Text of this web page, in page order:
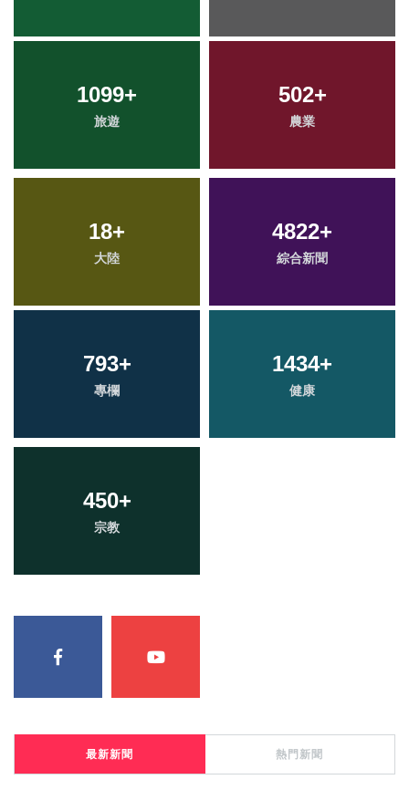
1099+
旅遊
502+
農業
18+
大陸
4822+
綜合新聞
793+
專欄
1434+
健康
450+
宗教
最新新聞 熱門新聞